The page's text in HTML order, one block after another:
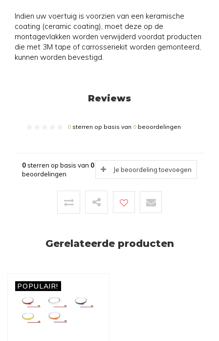
Indien uw voertuig is voorzien van een keramische
coating (ceramic coating), moet deze op de
montagevlakken worden verwijderd voordat producten
die met 3M tape of carrosseriekit worden gemonteerd,
kunnen worden bevestigd.
Reviews
0 sterren op basis van 0 beoordelingen
0sterren op basis van 0
beoordelingen
Je beoordeling toevoegen
Gerelateerde producten
POPULAIR!